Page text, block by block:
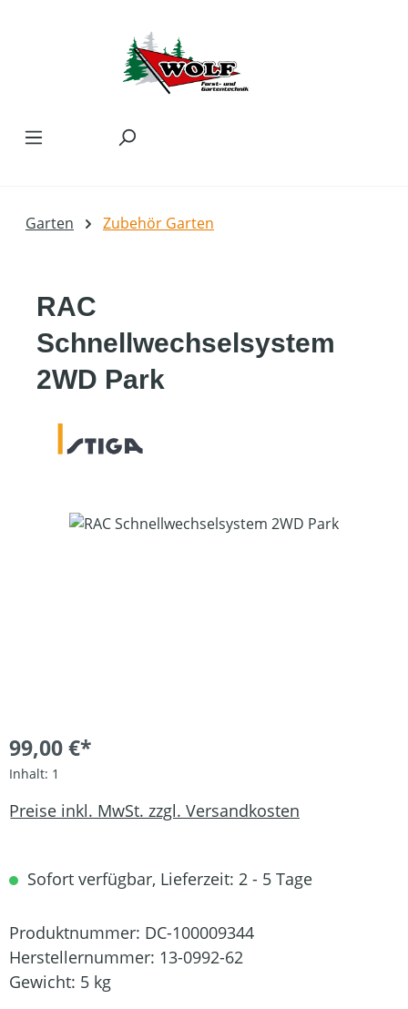
Garten Zubehör Garten
RAC
Schnellwechselsystem
2WD Park
Bildergalerie überspringen
99,00 €*
Inhalt: 1
Preise inkl. MwSt. zzgl. Versandkosten
Sofort verfügbar, Lieferzeit: 2 - 5 Tage
Produktnummer: DC-100009344
Herstellernummer: 13-0992-62
Gewicht: 5 kg